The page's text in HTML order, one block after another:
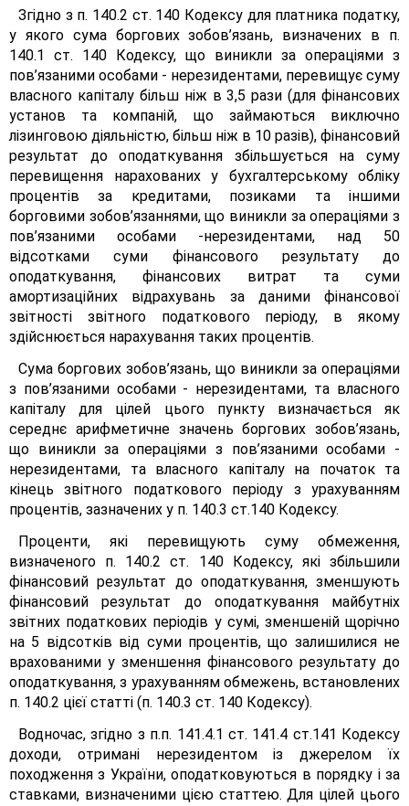
Згідно з п. 140.2 ст. 140 Кодексу для платника податку,
у якого сума боргових зобов’язань, визначених в п.
140.1 ст. 140 Кодексу, що виникли за операціями з
пов’язаними особами - нерезидентами, перевищує суму
власного капіталу більш ніж в 3,5 рази (для фінансових
установ та компаній, що займаються виключно
лізинговою діяльністю, більш ніж в 10 разів), фінансовий
результат до оподаткування збільшується на суму
перевищення нарахованих у бухгалтерському обліку
процентів за кредитами, позиками та іншими
борговими зобов’язаннями, що виникли за операціями з
пов’язаними особами -нерезидентами, над 50
відсотками суми фінансового результату до
оподаткування, фінансових витрат та суми
амортизаційних відрахувань за даними фінансової
звітності звітного податкового періоду, в якому
здійснюється нарахування таких процентів.
Сума боргових зобов’язань, що виникли за операціями
з пов’язаними особами - нерезидентами, та власного
капіталу для цілей цього пункту визначається як
середнє арифметичне значень боргових зобов’язань,
що виникли за операціями з пов’язаними особами -
нерезидентами, та власного капіталу на початок та
кінець звітного податкового періоду з урахуванням
процентів, зазначених у п. 140.3 ст.140 Кодексу.
Проценти, які перевищують суму обмеження,
визначеного п. 140.2 ст. 140 Кодексу, які збільшили
фінансовий результат до оподаткування, зменшують
фінансовий результат до оподаткування майбутніх
звітних податкових періодів у сумі, зменшеній щорічно
на 5 відсотків від суми процентів, що залишилися не
врахованими у зменшення фінансового результату до
оподаткування, з урахуванням обмежень, встановлених
п. 140.2 цієї статті (п. 140.3 ст. 140 Кодексу).
Водночас, згідно з п.п. 141.4.1 ст. 141.4 ст.141 Кодексу
доходи, отримані нерезидентом із джерелом їх
походження з України, оподатковуються в порядку і за
ставками, визначеними цією статтею. Для цілей цього